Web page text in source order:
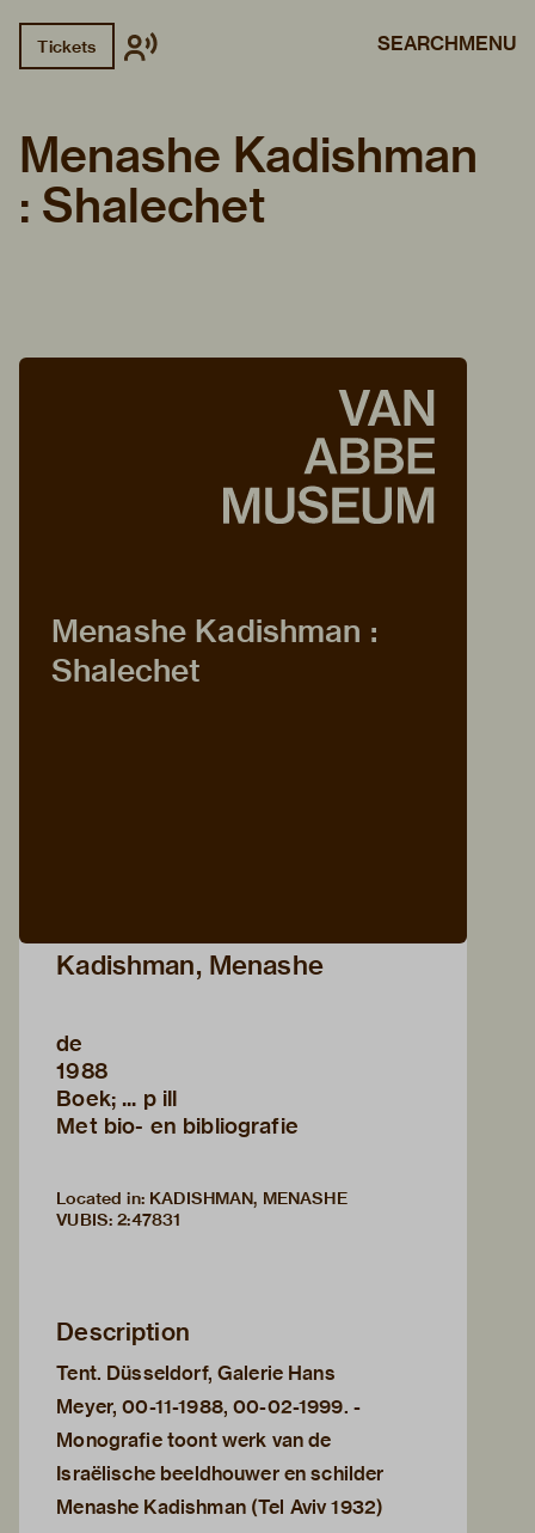
Tickets SEARCHMENU
Menashe Kadishman
: Shalechet
Menashe Kadishman :
Shalechet
Kadishman, Menashe
de
1988
Boek; ... p ill
Met bio- en bibliografie
Located in: KADISHMAN, MENASHE
VUBIS: 2:47831
Description
Tent. Düsseldorf, Galerie Hans
Meyer, 00-11-1988, 00-02-1999. -
Monografie toont werk van de
Israëlische beeldhouwer en schilder
Menashe Kadishman (Tel Aviv 1932)